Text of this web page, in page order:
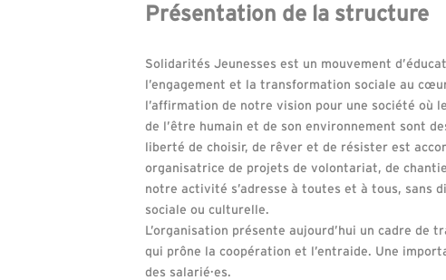
Présentation de la structure
Solidarités Jeunesses est un mouvement
l’engagement et la transformation sociale au
l’affirmation de notre vision pour une société où
de l’être humain et de son environnement sont
liberté de choisir, de rêver et de résister est
organisatrice de projets de volontariat, de
notre activité s’adresse à toutes et à tous, sans
sociale ou culturelle.
L’organisation présente aujourd’hui un cadre
qui prône la coopération et l’entraide. Une
des salarié·es.